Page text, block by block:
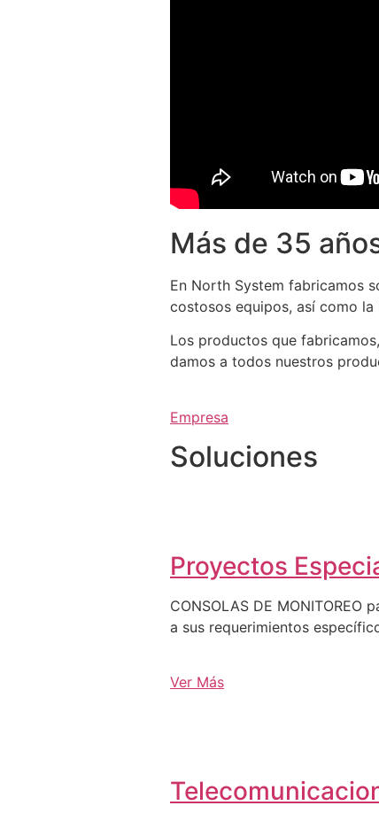
Más de 35
En North System fabricamos
costosos equipos, así como
Los productos que
damos a todos nuestros
Empresa
Soluciones
Proyectos
CONSOLAS DE
a sus requerimientos
Ver Más